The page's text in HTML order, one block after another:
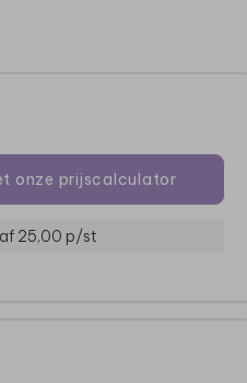
onze prijscalculator
25,00 p/st